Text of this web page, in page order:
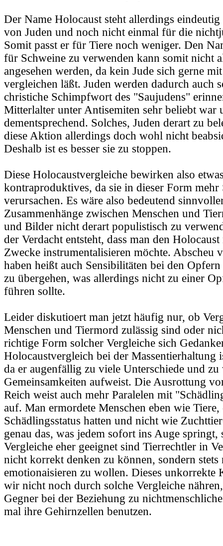
Der Name Holocaust steht allerdings
von Juden und noch nicht einmal für die
Somit passt er für Tiere noch weniger. Den
für Schweine zu verwenden kann somit nicht
angesehen werden, da kein Jude sich gerne
vergleichen läßt. Juden werden dadurch auch
christiche Schimpfwort des "Saujudens"
Mitterlalter unter Antisemiten sehr beliebt war
dementsprechend. Solches, Juden derart zu
diese Aktion allerdings doch wohl nicht
Deshalb ist es besser sie zu stoppen.
Diese Holocaustvergleiche bewirken also
kontraproduktives, da sie in dieser Form mehr
verursachen. Es wäre also bedeutend
Zusammenhänge zwischen Menschen und
und Bilder nicht derart populistisch zu
der Verdacht entsteht, dass man den
Zwecke instrumentalisieren möchte. Abscheu
haben heißt auch Sensibilitäten bei den
zu übergehen, was allerdings nicht zu einer
führen sollte.
Leider diskutioert man jetzt häufig nur, ob
Menschen und Tiermord zulässig sind oder
richtige Form solcher Vergleiche sich
Holocaustvergleich bei der Massentierhaltung
da er augenfällig zu viele Unterschiede und zu
Gemeinsamkeiten aufweist. Die Ausrottung
Reich weist auch mehr Paralelen mit
auf. Man ermordete Menschen eben wie Tiere,
Schädlingsstatus hatten und nicht wie
genau das, was jedem sofort ins Auge springt,
Vergleiche eher geeignet sind Tierrechtler in
nicht korrekt denken zu können, sondern stets
emotionaisieren zu wollen. Dieses unkorrekte
wir nicht noch durch solche Vergleiche
Gegner bei der Beziehung zu
mal ihre Gehirnzellen benutzen.